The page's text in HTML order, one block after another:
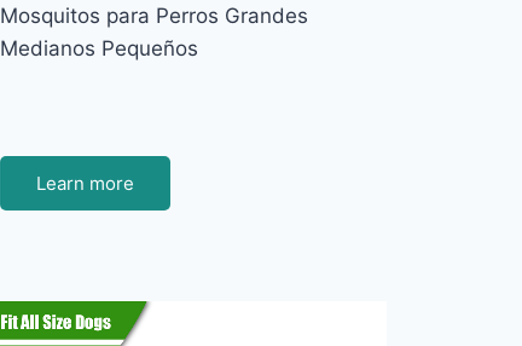
Mosquitos para Perros Grandes
Medianos Pequeños
Learn more